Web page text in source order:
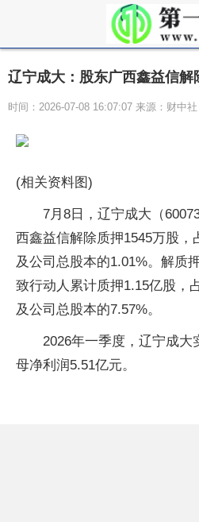
辽宁成大：股东广西鑫益信
时间：2026-07-08 16:07:07 来源：财中社
(相关资料图)
7月8日，辽宁成大（
西鑫益信解除质押1545万股，
及公司总股本的1.01%。解质
致行动人累计质押1.15亿股，
及公司总股本的7.57%。
2026年一季度，辽宁成大
母净利润5.51亿元。